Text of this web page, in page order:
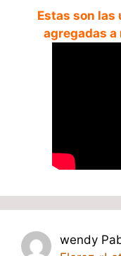
Estas son
agregadas
wendy